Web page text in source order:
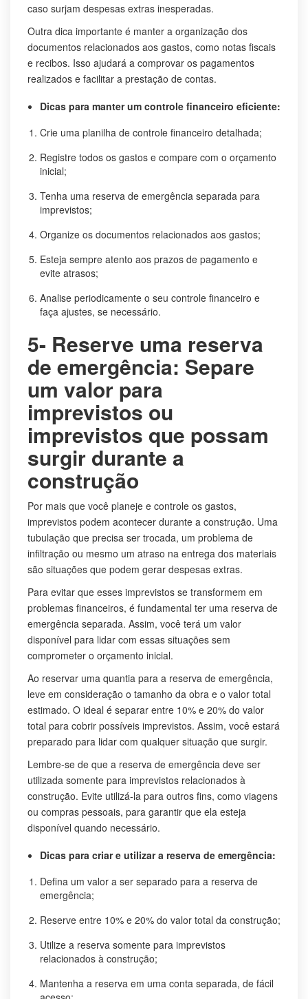
caso surjam despesas extras inesperadas.
Outra dica importante é manter a organização dos
documentos relacionados aos gastos, como notas fiscais
e recibos. Isso ajudará a comprovar os pagamentos
realizados e facilitar a prestação de contas.
Dicas para manter um controle financeiro eficiente:
Crie uma planilha de controle financeiro detalhada;
Registre todos os gastos e compare com o orçamento
inicial;
Tenha uma reserva de emergência separada para
imprevistos;
Organize os documentos relacionados aos gastos;
Esteja sempre atento aos prazos de pagamento e
evite atrasos;
Analise periodicamente o seu controle financeiro e
faça ajustes, se necessário.
5- Reserve uma reserva
de emergência: Separe
um valor para
imprevistos ou
imprevistos que possam
surgir durante a
construção
Por mais que você planeje e controle os gastos,
imprevistos podem acontecer durante a construção. Uma
tubulação que precisa ser trocada, um problema de
infiltração ou mesmo um atraso na entrega dos materiais
são situações que podem gerar despesas extras.
Para evitar que esses imprevistos se transformem em
problemas financeiros, é fundamental ter uma reserva de
emergência separada. Assim, você terá um valor
disponível para lidar com essas situações sem
comprometer o orçamento inicial.
Ao reservar uma quantia para a reserva de emergência,
leve em consideração o tamanho da obra e o valor total
estimado. O ideal é separar entre 10% e 20% do valor
total para cobrir possíveis imprevistos. Assim, você estará
preparado para lidar com qualquer situação que surgir.
Lembre-se de que a reserva de emergência deve ser
utilizada somente para imprevistos relacionados à
construção. Evite utilizá-la para outros fins, como viagens
ou compras pessoais, para garantir que ela esteja
disponível quando necessário.
Dicas para criar e utilizar a reserva de emergência:
Defina um valor a ser separado para a reserva de
emergência;
Reserve entre 10% e 20% do valor total da construção;
Utilize a reserva somente para imprevistos
relacionados à construção;
Mantenha a reserva em uma conta separada, de fácil